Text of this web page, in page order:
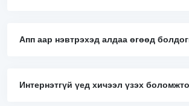
Апп аар нэвтрэхэд алдаа өгөөд
Интернэтгүй үед хичээл үзэх